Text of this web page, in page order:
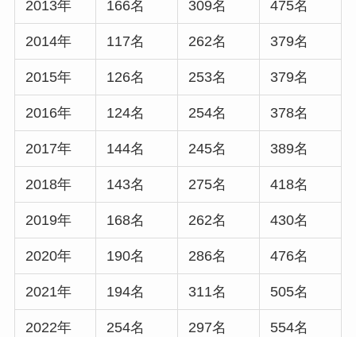
2013年 166名 309名 475名
2014年 117名 262名 379名
2015年 126名 253名 379名
2016年 124名 254名 378名
2017年 144名 245名 389名
2018年 143名 275名 418名
2019年 168名 262名 430名
2020年 190名 286名 476名
2021年 194名 311名 505名
2022年 254名 297名 554名